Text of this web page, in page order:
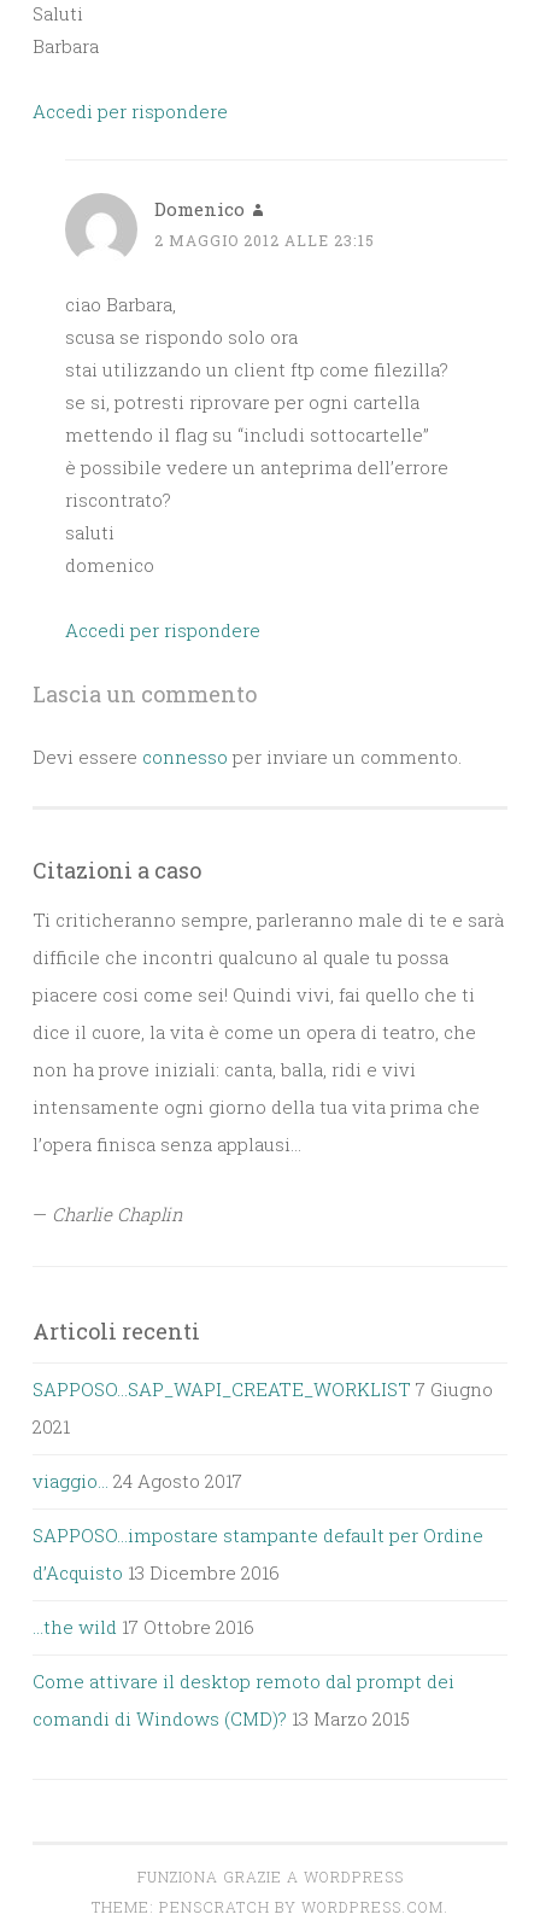
Saluti
Barbara
Accedi per rispondere
Domenico
2 MAGGIO 2012 ALLE 23:15
ciao Barbara,
scusa se rispondo solo ora
stai utilizzando un client ftp come filezilla?
se si, potresti riprovare per ogni cartella
mettendo il flag su “includi sottocartelle”
è possibile vedere un anteprima dell’errore
riscontrato?
saluti
domenico
Accedi per rispondere
Lascia un commento
Devi essere connesso per inviare un commento.
Citazioni a caso
Ti criticheranno sempre, parleranno male di te e sarà
difficile che incontri qualcuno al quale tu possa
piacere cosi come sei! Quindi vivi, fai quello che ti
dice il cuore, la vita è come un opera di teatro, che
non ha prove iniziali: canta, balla, ridi e vivi
intensamente ogni giorno della tua vita prima che
l’opera finisca senza applausi…
— Charlie Chaplin
Articoli recenti
SAPPOSO…SAP_WAPI_CREATE_WORKLIST 7 Giugno
2021
viaggio… 24 Agosto 2017
SAPPOSO…impostare stampante default per Ordine
d’Acquisto 13 Dicembre 2016
…the wild 17 Ottobre 2016
Come attivare il desktop remoto dal prompt dei
comandi di Windows (CMD)? 13 Marzo 2015
FUNZIONA GRAZIE A WORDPRESS
THEME: PENSCRATCH BY WORDPRESS.COM